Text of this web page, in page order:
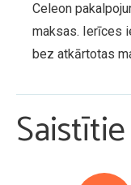
Celeon
maksas. Ierīces
bez atkārtotas